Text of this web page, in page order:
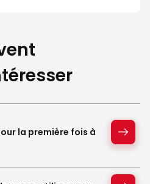
la première fois à